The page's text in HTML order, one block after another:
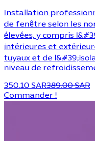
Installation
de fenêtre selon les
élevées, y compris
intérieures et
tuyaux et de
niveau de
350.10 SAR389.00 SAR
Commander !